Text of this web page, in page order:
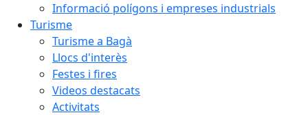
Informació polígons i empreses industrials
Turisme
Turisme a Bagà
Llocs d'interès
Festes i fires
Videos destacats
Activitats